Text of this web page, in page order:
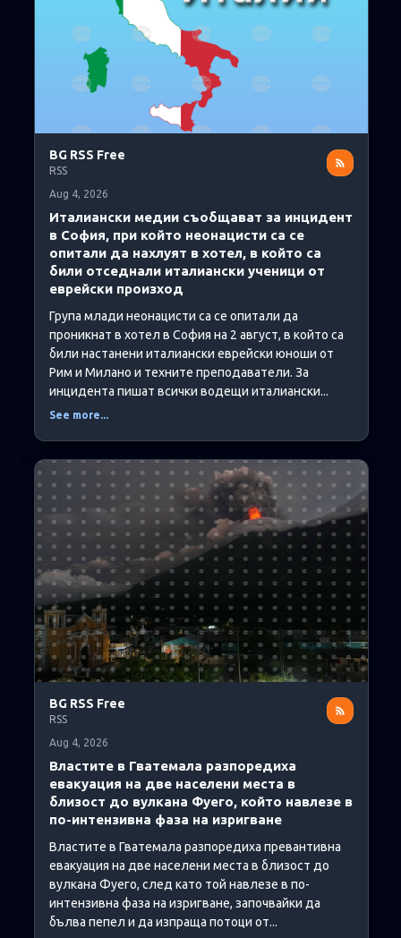
BG RSS Free
RSS
Aug 4, 2026
Италиански медии съобщават за инцидент
в София, при който неонацисти са се
опитали да нахлуят в хотел, в който са
били отседнали италиански ученици от
еврейски произход
Група млади неонацисти са се опитали да
проникнат в хотел в София на 2 август, в който са
били настанени италиански еврейски юноши от
Рим и Милано и техните преподаватели. За
инцидента пишат всички водещи италиански...
See more...
BG RSS Free
RSS
Aug 4, 2026
Властите в Гватемала разпоредиха
евакуация на две населени места в
близост до вулкана Фуего, който навлезе в
по-интензивна фаза на изригване
Властите в Гватемала разпоредиха превантивна
евакуация на две населени места в близост до
вулкана Фуего, след като той навлезе в по-
интензивна фаза на изригване, започвайки да
бълва пепел и да изпраща потоци от...